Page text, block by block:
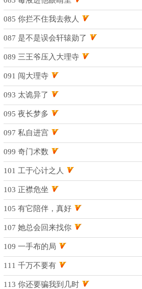
085 你拦不住我去救人
087 是不是误会轩辕勋了
089 三王爷压入大理寺
091 闯大理寺
093 太诡异了
095 夜长梦多
097 私自进宫
099 奇门术数
101 工于心计之人
103 正襟危坐
105 有它陪伴，真好
107 她总会回来找你
109 一手布的局
111 千万不要有
113 你还要骗我到几时